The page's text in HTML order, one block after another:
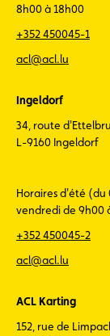
8h00 à 18h00
+352 450045-1
acl@acl.lu
Ingeldorf
34, route
L-9160 Ingeldorf
Horaires d'été (du
vendredi de 9h00
+352 450045-2
acl@acl.lu
ACL Karting
152, rue de